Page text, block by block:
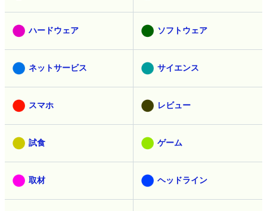
ハードウェア ソフトウェア
ネットサービス サイエンス
スマホ レビュー
試食 ゲーム
取材 ヘッドライン